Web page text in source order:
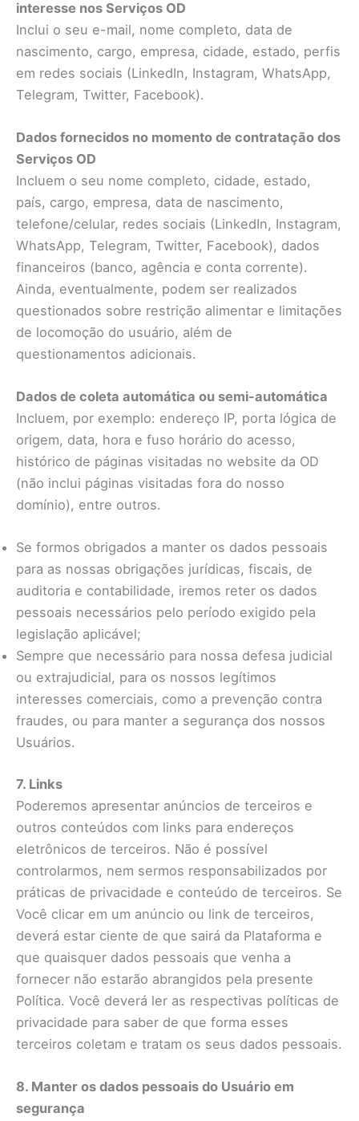
interesse nos Serviços OD
Inclui o seu e-mail, nome completo, data de
nascimento, cargo, empresa, cidade, estado, perfis
em redes sociais (LinkedIn, Instagram, WhatsApp,
Telegram, Twitter, Facebook).
Dados fornecidos no momento de contratação dos
Serviços OD
Incluem o seu nome completo, cidade, estado,
país, cargo, empresa, data de nascimento,
telefone/celular, redes sociais (LinkedIn, Instagram,
WhatsApp, Telegram, Twitter, Facebook), dados
financeiros (banco, agência e conta corrente).
Ainda, eventualmente, podem ser realizados
questionados sobre restrição alimentar e limitações
de locomoção do usuário, além de
questionamentos adicionais.
Dados de coleta automática ou semi-automática
Incluem, por exemplo: endereço IP, porta lógica de
origem, data, hora e fuso horário do acesso,
histórico de páginas visitadas no website da OD
(não inclui páginas visitadas fora do nosso
domínio), entre outros.
Se formos obrigados a manter os dados pessoais
para as nossas obrigações jurídicas, fiscais, de
auditoria e contabilidade, iremos reter os dados
pessoais necessários pelo período exigido pela
legislação aplicável;
Sempre que necessário para nossa defesa judicial
ou extrajudicial, para os nossos legítimos
interesses comerciais, como a prevenção contra
fraudes, ou para manter a segurança dos nossos
Usuários.
7. Links
Poderemos apresentar anúncios de terceiros e
outros conteúdos com links para endereços
eletrônicos de terceiros. Não é possível
controlarmos, nem sermos responsabilizados por
práticas de privacidade e conteúdo de terceiros. Se
Você clicar em um anúncio ou link de terceiros,
deverá estar ciente de que sairá da Plataforma e
que quaisquer dados pessoais que venha a
fornecer não estarão abrangidos pela presente
Política. Você deverá ler as respectivas políticas de
privacidade para saber de que forma esses
terceiros coletam e tratam os seus dados pessoais.
8. Manter os dados pessoais do Usuário em
segurança